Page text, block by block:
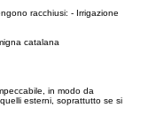
racchiusi: - Irrigazione
catalana
in modo da
esterni, soprattutto se si